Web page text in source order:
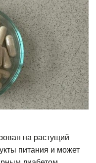
на растущий
питания и может